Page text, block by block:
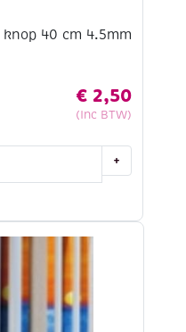
40 cm 4.5mm
€ 2,50
(Inc BTW)
+